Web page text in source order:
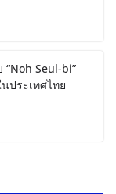
Seul-bi”
ประเทศไทย